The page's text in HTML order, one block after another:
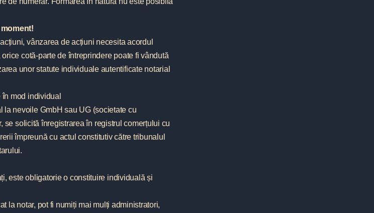
vânzarea de acțiuni necesita acordul
cotă-parte de întreprindere poate fi vândută
unor statute individuale autentificate notarial
mod individual
la nevoile GmbH sau UG (societate cu
se solicită înregistrarea în registrul comerțului cu
împreună cu actul constitutiv către tribunalul
este obligatorie o constituire individuală și
la notar, pot fi numiți mai mulți administratori,